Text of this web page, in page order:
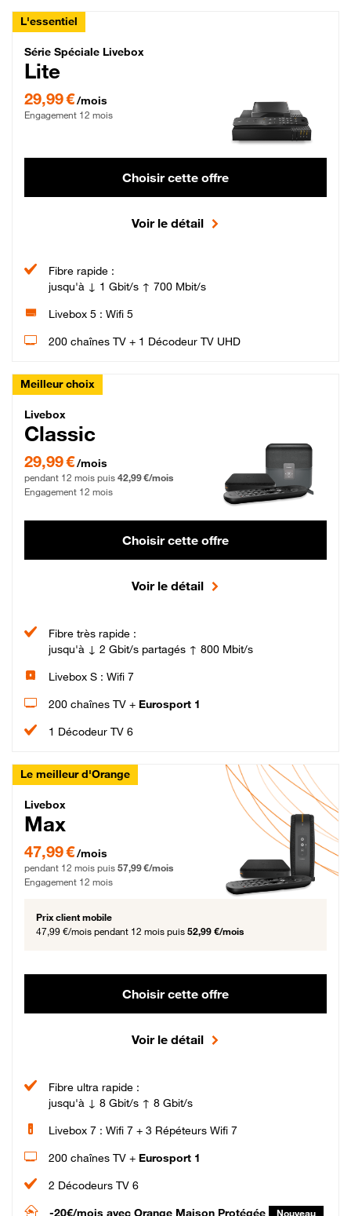
L'essentiel
Série Spéciale Livebox Lite Fibre
Série Spéciale Livebox
Lite
29,99 €/mois
Engagement 12 mois
Choisir cette offre
Voir le détail
Fibre rapide :
jusqu'à ↓ 1 Gbit/s ↑ 700 Mbit/s
Livebox 5 : Wifi 5
200 chaînes TV + 1 Décodeur TV UHD
Meilleur choix
Livebox Classic Fibre
Livebox
Classic
29,99 € par mois pendant 12 mois puis 42,99 € par mois, Engagement 12 mois
29,99 €/mois
pendant 12 mois puis 42,99 €/mois
Engagement 12 mois
Choisir cette offre
Voir le détail
Fibre très rapide :
jusqu'à ↓ 2 Gbit/s partagés ↑ 800 Mbit/s
Livebox S : Wifi 7
200 chaînes TV + Eurosport 1
1 Décodeur TV 6
Le meilleur d'Orange
Livebox Max Fibre
Livebox
Max
47,99 € par mois pendant 12 mois puis 57,99 € par mois, Engagement 12 mois
47,99 €/mois
pendant 12 mois puis 57,99 €/mois
Engagement 12 mois
Prix client mobile
47,99 €/mois pendant 12 mois puis 52,99 €/mois
Choisir cette offre
Voir le détail
Fibre ultra rapide :
jusqu'à ↓ 8 Gbit/s ↑ 8 Gbit/s
Livebox 7 : Wifi 7 + 3 Répéteurs Wifi 7
200 chaînes TV + Eurosport 1
2 Décodeurs TV 6
-20€/mois avec Orange Maison Protégée Nouveau